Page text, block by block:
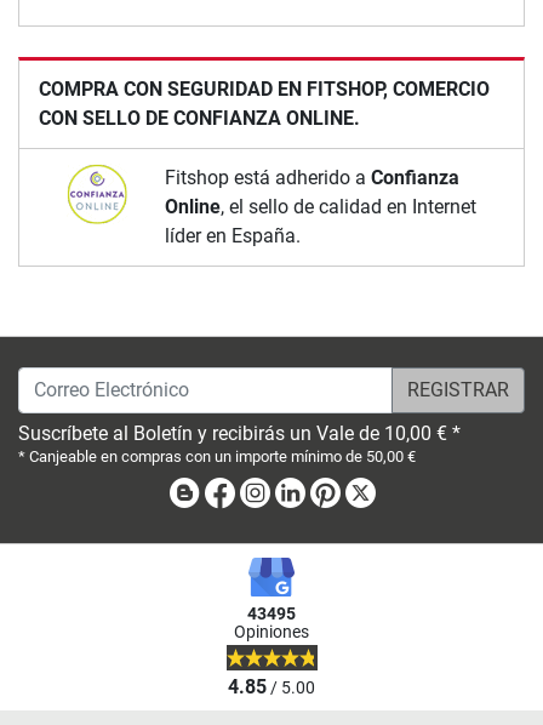
COMPRA CON SEGURIDAD EN FITSHOP, COMERCIO
CON SELLO DE CONFIANZA ONLINE.
Fitshop está adherido a Confianza
Online, el sello de calidad en Internet
líder en España.
Correo Electrónico
Suscríbete al Boletín y recibirás un Vale de 10,00 € *
* Canjeable en compras con un importe mínimo de 50,00 €
BlogFacebook
Instagram
LinkedinPinterest
43495
Opiniones
4.85/ 5.00